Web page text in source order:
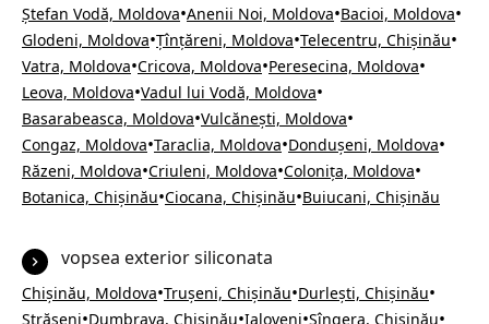
Ștefan Vodă, Moldova•Anenii Noi, Moldova•Bacioi, Moldova•
Glodeni, Moldova•Țînțăreni, Moldova•Telecentru, Chișinău•
Vatra, Moldova•Cricova, Moldova•Peresecina, Moldova•
Leova, Moldova•Vadul lui Vodă, Moldova•
Basarabeasca, Moldova•Vulcănești, Moldova•
Congaz, Moldova•Taraclia, Moldova•Dondușeni, Moldova•
Răzeni, Moldova•Criuleni, Moldova•Colonița, Moldova•
Botanica, Chișinău•Ciocana, Chișinău•Buiucani, Chișinău
vopsea exterior siliconata
Chișinău, Moldova•Trușeni, Chișinău•Durlești, Chișinău•
Strășeni•Dumbrava, Chișinău•Ialoveni•Sîngera, Chișinău•